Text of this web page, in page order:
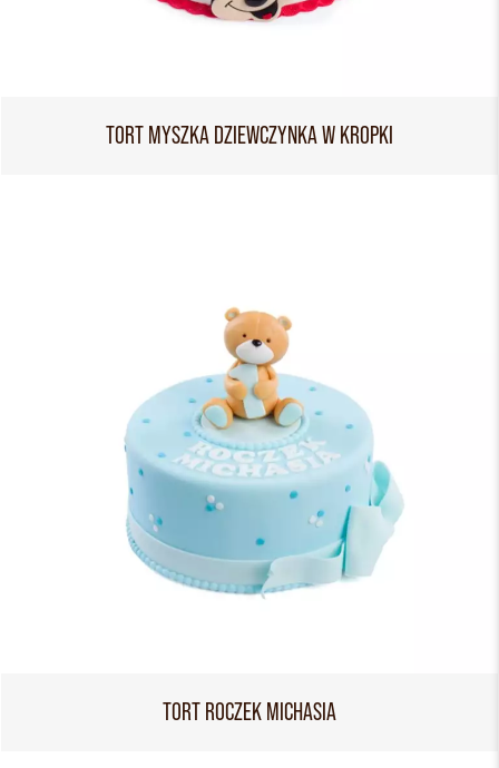
TORT MYSZKA DZIEWCZYNKA W KROPKI
TORT ROCZEK MICHASIA